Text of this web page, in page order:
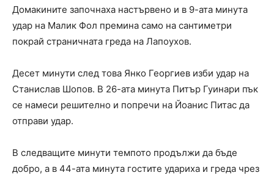
Домакините започнаха настървено и в 9-ата минута
удар на Малик Фол премина само на сантиметри
покрай страничната греда на Лапоухов.
Десет минути след това Янко Георгиев изби удар на
Станислав Шопов. В 26-ата минута Питър Гуинари пък
се намеси решително и попречи на Йоанис Питас да
отправи удар.
В следващите минути темпото продължи да бъде
добро, а в 44-ата минута гостите удариха и греда чрез